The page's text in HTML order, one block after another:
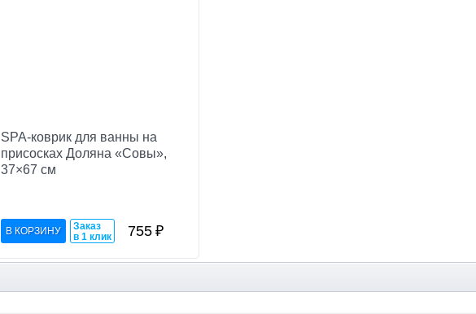
SPA-коврик для ванны на
присосках Доляна «Совы»,
37×67 см
Заказ
в 1 клик
755₽